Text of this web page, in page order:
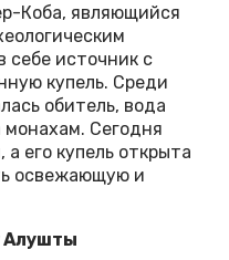
Коба, являющийся
себе источник с
купель. Среди
обитель, вода
Сегодня
его купель открыта
освежающую и
Алушты